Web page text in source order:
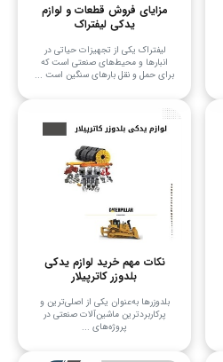
مزایای فروش قطعات و لوازم
یدکی لیفتراک
لیفتراک یکی از تجهیزات حیاتی در
انبارها و محیط‌های صنعتی است که
برای حمل و نقل بارهای سنگین است ...
نکات مهم خرید لوازم یدکی
بلدوزر کاترپیلار
بلدوزرها به‌عنوان یکی از اصلی‌ترین و
پرکاربردترین ماشین‌آلات صنعتی در
پروژه‌های ...